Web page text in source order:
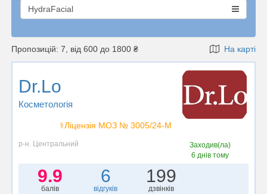
HydraFacial
Пропозицій: 7, від 600 до 1800 ₴ На карті
Dr.Lo
Косметологія
⚕️Ліцензія МОЗ № 3005/24-М
р-н. Центральний
Заходив(ла)
6 днів тому
9.9
балів
6
відгуків
199
дзвінків